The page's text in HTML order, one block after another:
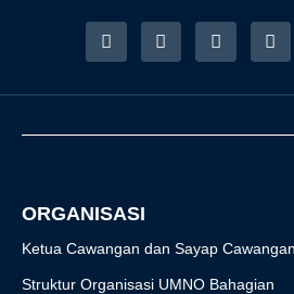
F
a
c
b
o
I
n
s
a
r
T
w
i
t
r
Y
o
u
u
e
ORGANISASI
Ketua Cawangan dan Sayap Cawangan
Struktur Organisasi UMNO Bahagian